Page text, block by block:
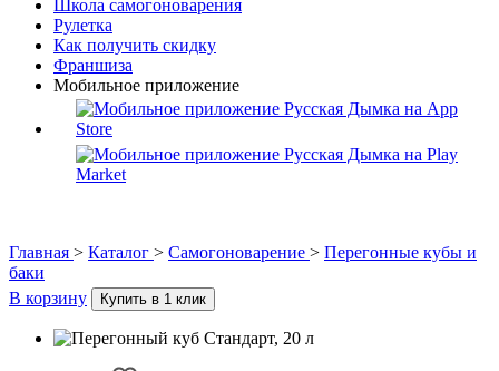
Школа самогоноварения
Рулетка
Как получить скидку
Франшиза
Мобильное приложение
Главная > Каталог > Самогоноварение > Перегонные кубы и
баки
В корзину
Купить в 1 клик